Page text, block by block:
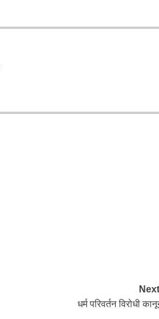
धर्म परिवर्तन विरोधी